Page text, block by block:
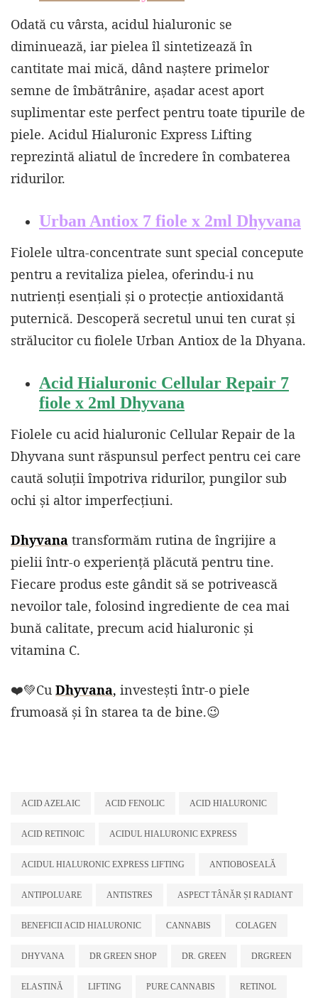
Odată cu vârsta, acidul hialuronic se
diminuează, iar pielea îl sintetizează în
cantitate mai mică, dând naștere primelor
semne de îmbătrânire, așadar acest aport
suplimentar este perfect pentru toate tipurile de
piele. Acidul Hialuronic Express Lifting
reprezintă aliatul de încredere în combaterea
ridurilor.
Urban Antiox 7 fiole x 2ml Dhyvana
Fiolele ultra-concentrate sunt special concepute
pentru a revitaliza pielea, oferindu-i nu
nutrienți esențiali și o protecție antioxidantă
puternică. Descoperă secretul unui ten curat și
strălucitor cu fiolele Urban Antiox de la Dhyana.
Acid Hialuronic Cellular Repair 7
fiole x 2ml Dhyvana
Fiolele cu acid hialuronic Cellular Repair de la
Dhyvana sunt răspunsul perfect pentru cei care
caută soluții împotriva ridurilor, pungilor sub
ochi și altor imperfecțiuni.
Dhyvana transformăm rutina de îngrijire a
pielii într-o experiență plăcută pentru tine.
Fiecare produs este gândit să se potrivească
nevoilor tale, folosind ingrediente de cea mai
bună calitate, precum acid hialuronic și
vitamina C.
❤️💚Cu Dhyvana, investești într-o piele
frumoasă și în starea ta de bine.😉
ACID AZELAIC ACID FENOLIC ACID HIALURONIC
ACID RETINOIC ACIDUL HIALURONIC EXPRESS
ACIDUL HIALURONIC EXPRESS LIFTING ANTIOBOSEALĂ
ANTIPOLUARE ANTISTRES ASPECT TÂNĂR ȘI RADIANT
BENEFICII ACID HIALURONIC CANNABIS COLAGEN
DHYVANA DR GREEN SHOP DR. GREEN DRGREEN
ELASTINĂ LIFTING PURE CANNABIS RETINOL